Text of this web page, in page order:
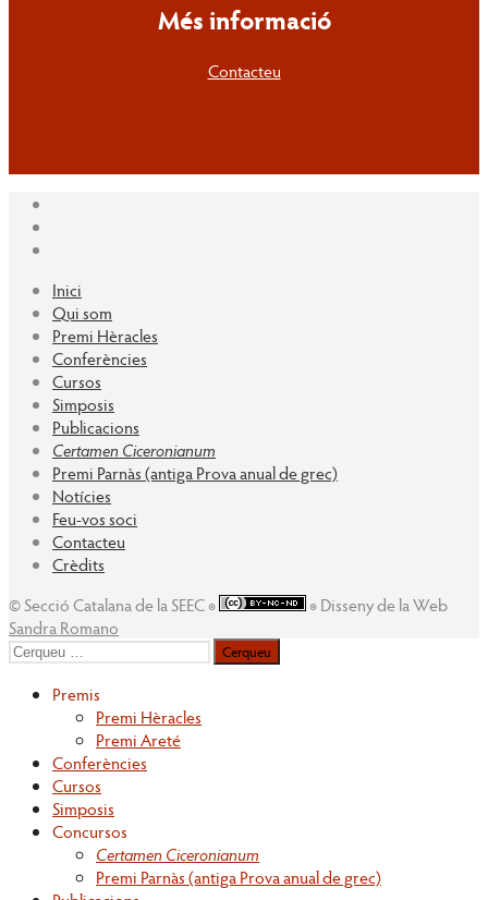
Més informació
Contacteu
Inici
Qui som
Premi Hèracles
Conferències
Cursos
Simposis
Publicacions
Certamen Ciceronianum
Premi Parnàs (antiga Prova anual de grec)
Notícies
Feu-vos soci
Contacteu
Crèdits
© Secció Catalana de la SEEC ◉
◉ Disseny de la Web
Sandra Romano
Cerqueu
Premis
Premi Hèracles
Premi Areté
Conferències
Cursos
Simposis
Concursos
Certamen Ciceronianum
Premi Parnàs (antiga Prova anual de grec)